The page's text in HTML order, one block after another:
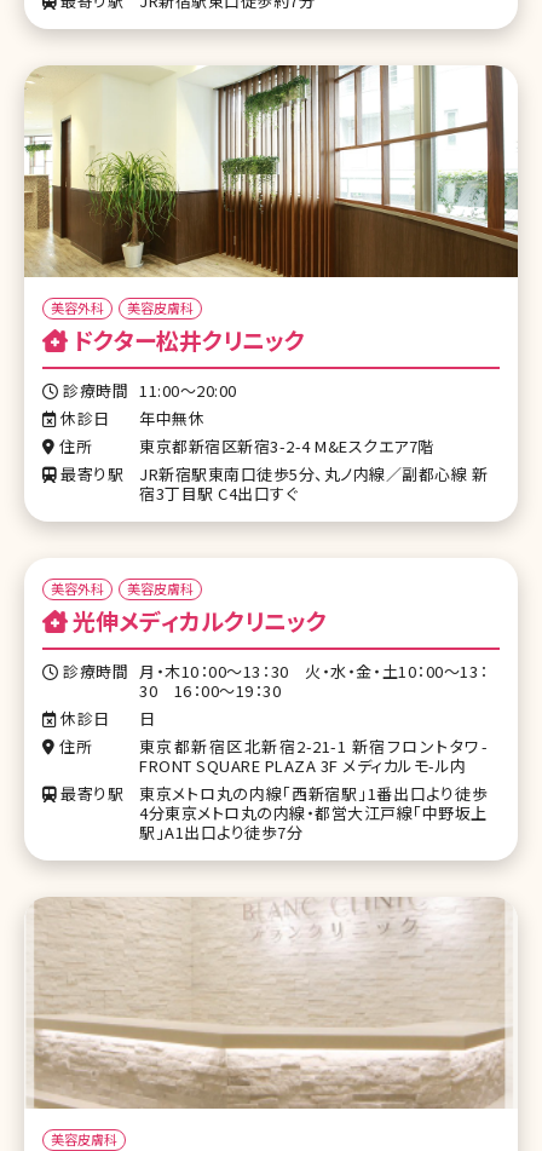
美容外科 美容皮膚科
ドクター松井クリニック
診療時間 11:00～20:00
休診日
年中無休
住所
東京都新宿区新宿3-2-4 M&Eスクエア7階
最寄り駅
JR新宿駅東南口徒歩5分、丸ノ内線／副都心線 新
宿3丁目駅 C4出口すぐ
美容外科 美容皮膚科
光伸メディカルクリニック
診療時間 月・木10：00～13：30 火・水・金・土10：00～13：
30 16：00～19：30
休診日
日
住所
東京都新宿区北新宿2-21-1 新宿フロントタワ-
FRONT SQUARE PLAZA 3F メディカルモ-ル内
最寄り駅
東京メトロ丸の内線「西新宿駅」1番出口より徒歩
4分東京メトロ丸の内線・都営大江戸線「中野坂上
駅」A1出口より徒歩7分
美容皮膚科